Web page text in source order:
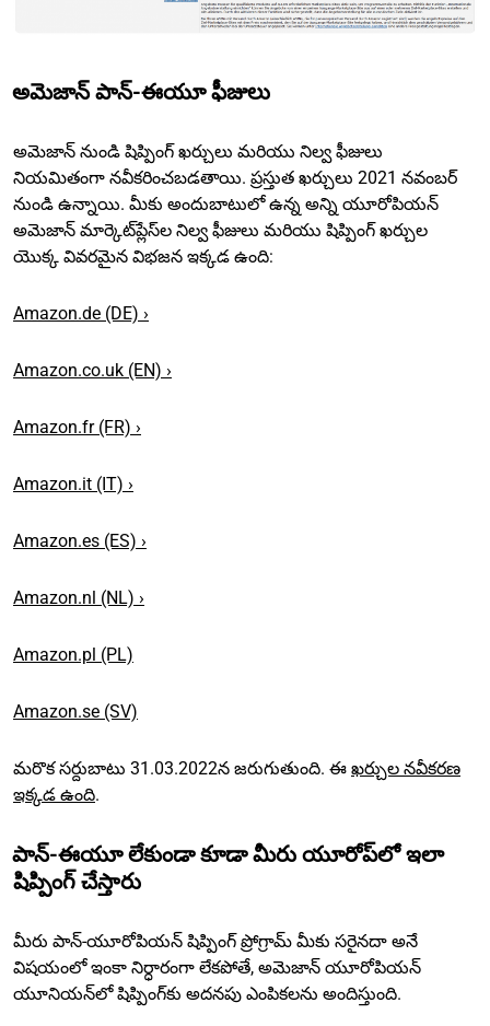
అమెజాన్ పాన్-ఈయూ ఫీజులు
అమెజాన్ నుండి షిప్పింగ్ ఖర్చులు మరియు నిల్వ ఫీజులు
నియమితంగా నవీకరించబడతాయి. ప్రస్తుత ఖర్చులు 2021 నవంబర్
నుండి ఉన్నాయి. మీకు అందుబాటులో ఉన్న అన్ని యూరోపియన్
అమెజాన్ మార్కెట్‌ప్లేస్‌ల నిల్వ ఫీజులు మరియు షిప్పింగ్ ఖర్చుల
యొక్క వివరమైన విభజన ఇక్కడ ఉంది:
Amazon.de (DE) ›
Amazon.co.uk (EN) ›
Amazon.fr (FR) ›
Amazon.it (IT) ›
Amazon.es (ES) ›
Amazon.nl (NL) ›
Amazon.pl (PL)
Amazon.se (SV)
మరొక సర్దుబాటు 31.03.2022న జరుగుతుంది. ఈ ఖర్చుల నవీకరణ
ఇక్కడ ఉంది.
పాన్-ఈయూ లేకుండా కూడా మీరు యూరోప్‌లో ఇలా
షిప్పింగ్ చేస్తారు
మీరు పాన్-యూరోపియన్ షిప్పింగ్ ప్రోగ్రామ్ మీకు సరైనదా అనే
విషయంలో ఇంకా నిర్ధారంగా లేకపోతే, అమెజాన్ యూరోపియన్
యూనియన్‌లో షిప్పింగ్‌కు అదనపు ఎంపికలను అందిస్తుంది.